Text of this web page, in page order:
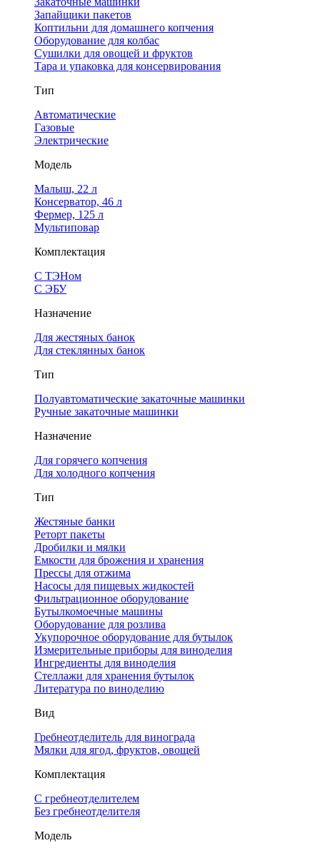
Запайщики пакетов
Коптильни для домашнего копчения
Оборудование для колбас
Сушилки для овощей и фруктов
Тара и упаковка для консервирования
Тип
Автоматические
Газовые
Электрические
Модель
Малыш, 22 л
Консерватор, 46 л
Фермер, 125 л
Мультиповар
Комплектация
С ТЭНом
С ЭБУ
Назначение
Для жестяных банок
Для стеклянных банок
Тип
Полуавтоматические закаточные машинки
Ручные закаточные машинки
Назначение
Для горячего копчения
Для холодного копчения
Тип
Жестяные банки
Реторт пакеты
Дробилки и мялки
Емкости для брожения и хранения
Прессы для отжима
Насосы для пищевых жидкостей
Фильтрационное оборудование
Бутылкомоечные машины
Оборудование для розлива
Укупорочное оборудование для бутылок
Измерительные приборы для виноделия
Ингредиенты для виноделия
Стеллажи для хранения бутылок
Литература по виноделию
Вид
Гребнеотделитель для винограда
Мялки для ягод, фруктов, овощей
Комплектация
С гребнеотделителем
Без гребнеотделителя
Модель